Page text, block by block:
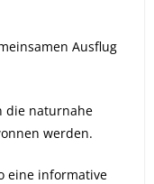
Ausflug
die naturnahe
werden.
eine informative